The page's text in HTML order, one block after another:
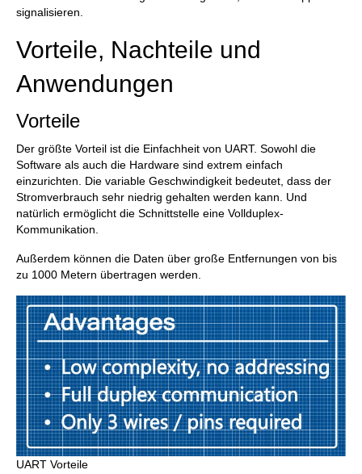
signalisieren.
Vorteile, Nachteile und
Anwendungen
Vorteile
Der größte Vorteil ist die Einfachheit von UART. Sowohl die
Software als auch die Hardware sind extrem einfach
einzurichten. Die variable Geschwindigkeit bedeutet, dass der
Stromverbrauch sehr niedrig gehalten werden kann. Und
natürlich ermöglicht die Schnittstelle eine Vollduplex-
Kommunikation.
Außerdem können die Daten über große Entfernungen von bis
zu 1000 Metern übertragen werden.
UART Vorteile